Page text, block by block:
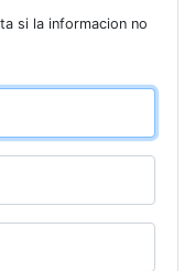
si la informacion no